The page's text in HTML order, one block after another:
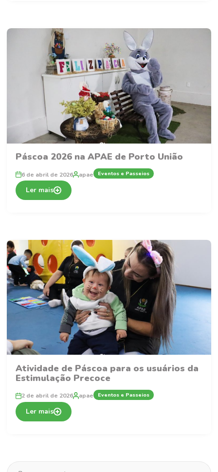
Páscoa 2026 na APAE de Porto União
6 de abril de 2026 apae Eventos e Passeios
Ler mais
Atividade de Páscoa para os usuários da
Estimulação Precoce
2 de abril de 2026 apae Eventos e Passeios
Ler mais